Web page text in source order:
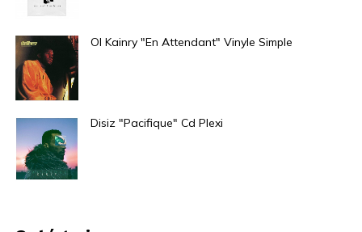
Ol Kainry "En Attendant" Vinyle Simple
Disiz "Pacifique" Cd Plexi